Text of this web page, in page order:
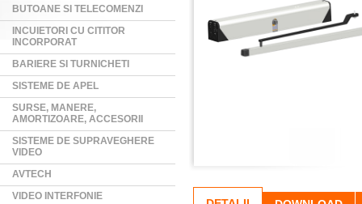
BUTOANE SI TELECOMENZI
INCUIETORI CU CITITOR
INCORPORAT
BARIERE SI TURNICHETI
SISTEME DE APEL
SURSE, MANERE,
AMORTIZOARE, ACCESORII
SISTEME DE SUPRAVEGHERE
VIDEO
AVTECH
VIDEO INTERFONIE